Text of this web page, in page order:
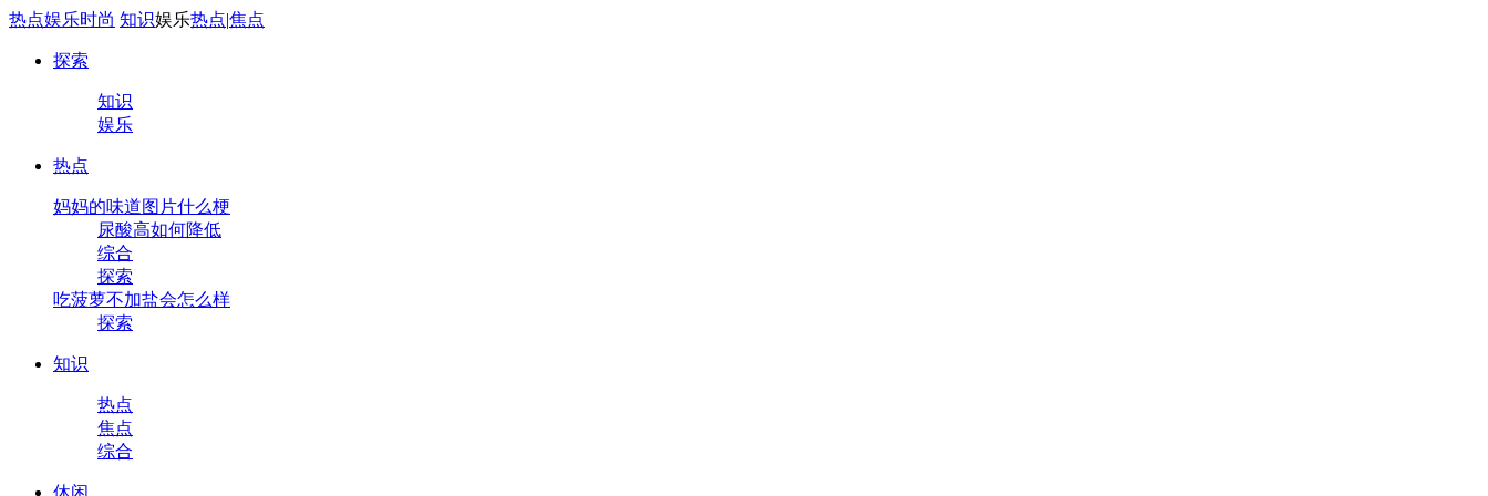
热点娱乐时尚 知识娱乐热点|焦点
探索
知识
娱乐
热点
妈妈的味道图片什么梗
尿酸高如何降低
综合
探索
吃菠萝不加盐会怎么样
探索
知识
热点
焦点
综合
休闲